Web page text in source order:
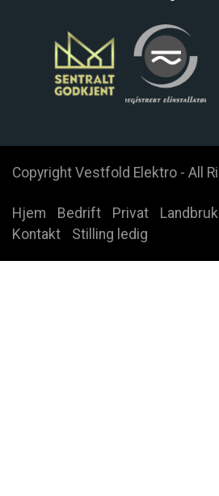
Copyright Vestfold Elektro - All
Hjem Bedrift Privat Landbruk
Kontakt
Stilling ledig